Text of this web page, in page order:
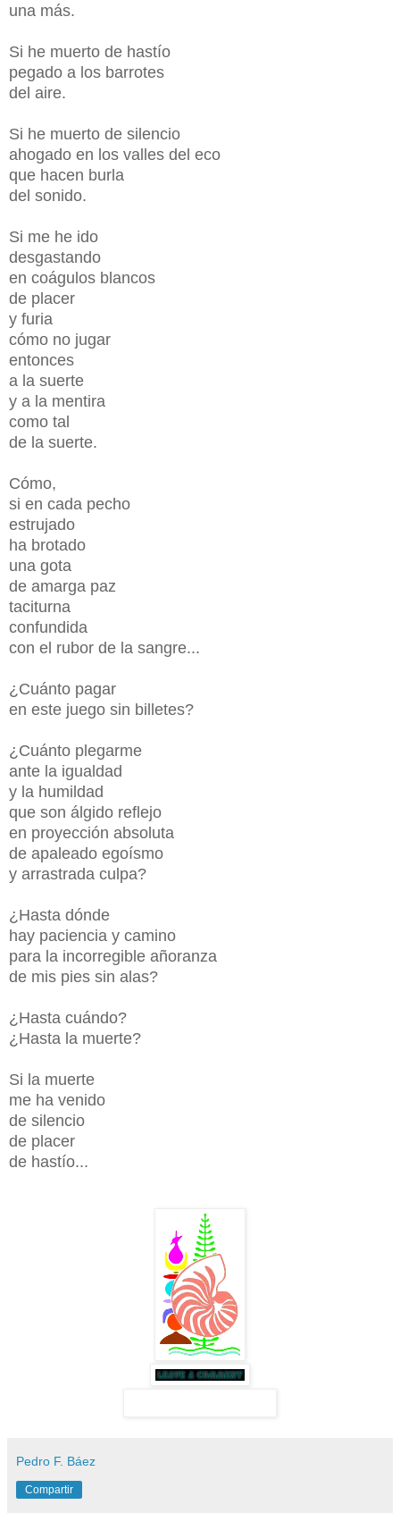
una más.
Si he muerto de hastío
pegado a los barrotes
del aire.
Si he muerto de silencio
ahogado en los valles del eco
que hacen burla
del sonido.
Si me he ido
desgastando
en coágulos blancos
de placer
y furia
cómo no jugar
entonces
a la suerte
y a la mentira
como tal
de la suerte.
Cómo,
si en cada pecho
estrujado
ha brotado
una gota
de amarga paz
taciturna
confundida
con el rubor de la sangre...
¿Cuánto pagar
en este juego sin billetes?
¿Cuánto plegarme
ante la igualdad
y la humildad
que son álgido reflejo
en proyección absoluta
de apaleado egoísmo
y arrastrada culpa?
¿Hasta dónde
hay paciencia y camino
para la incorregible añoranza
de mis pies sin alas?
¿Hasta cuándo?
¿Hasta la muerte?
Si la muerte
me ha venido
de silencio
de placer
de hastío...
Pedro F. Báez
Compartir